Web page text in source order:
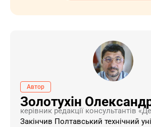
Автор
Золотухін
керівник редакції консультантів
Закінчив Полтавський технічний